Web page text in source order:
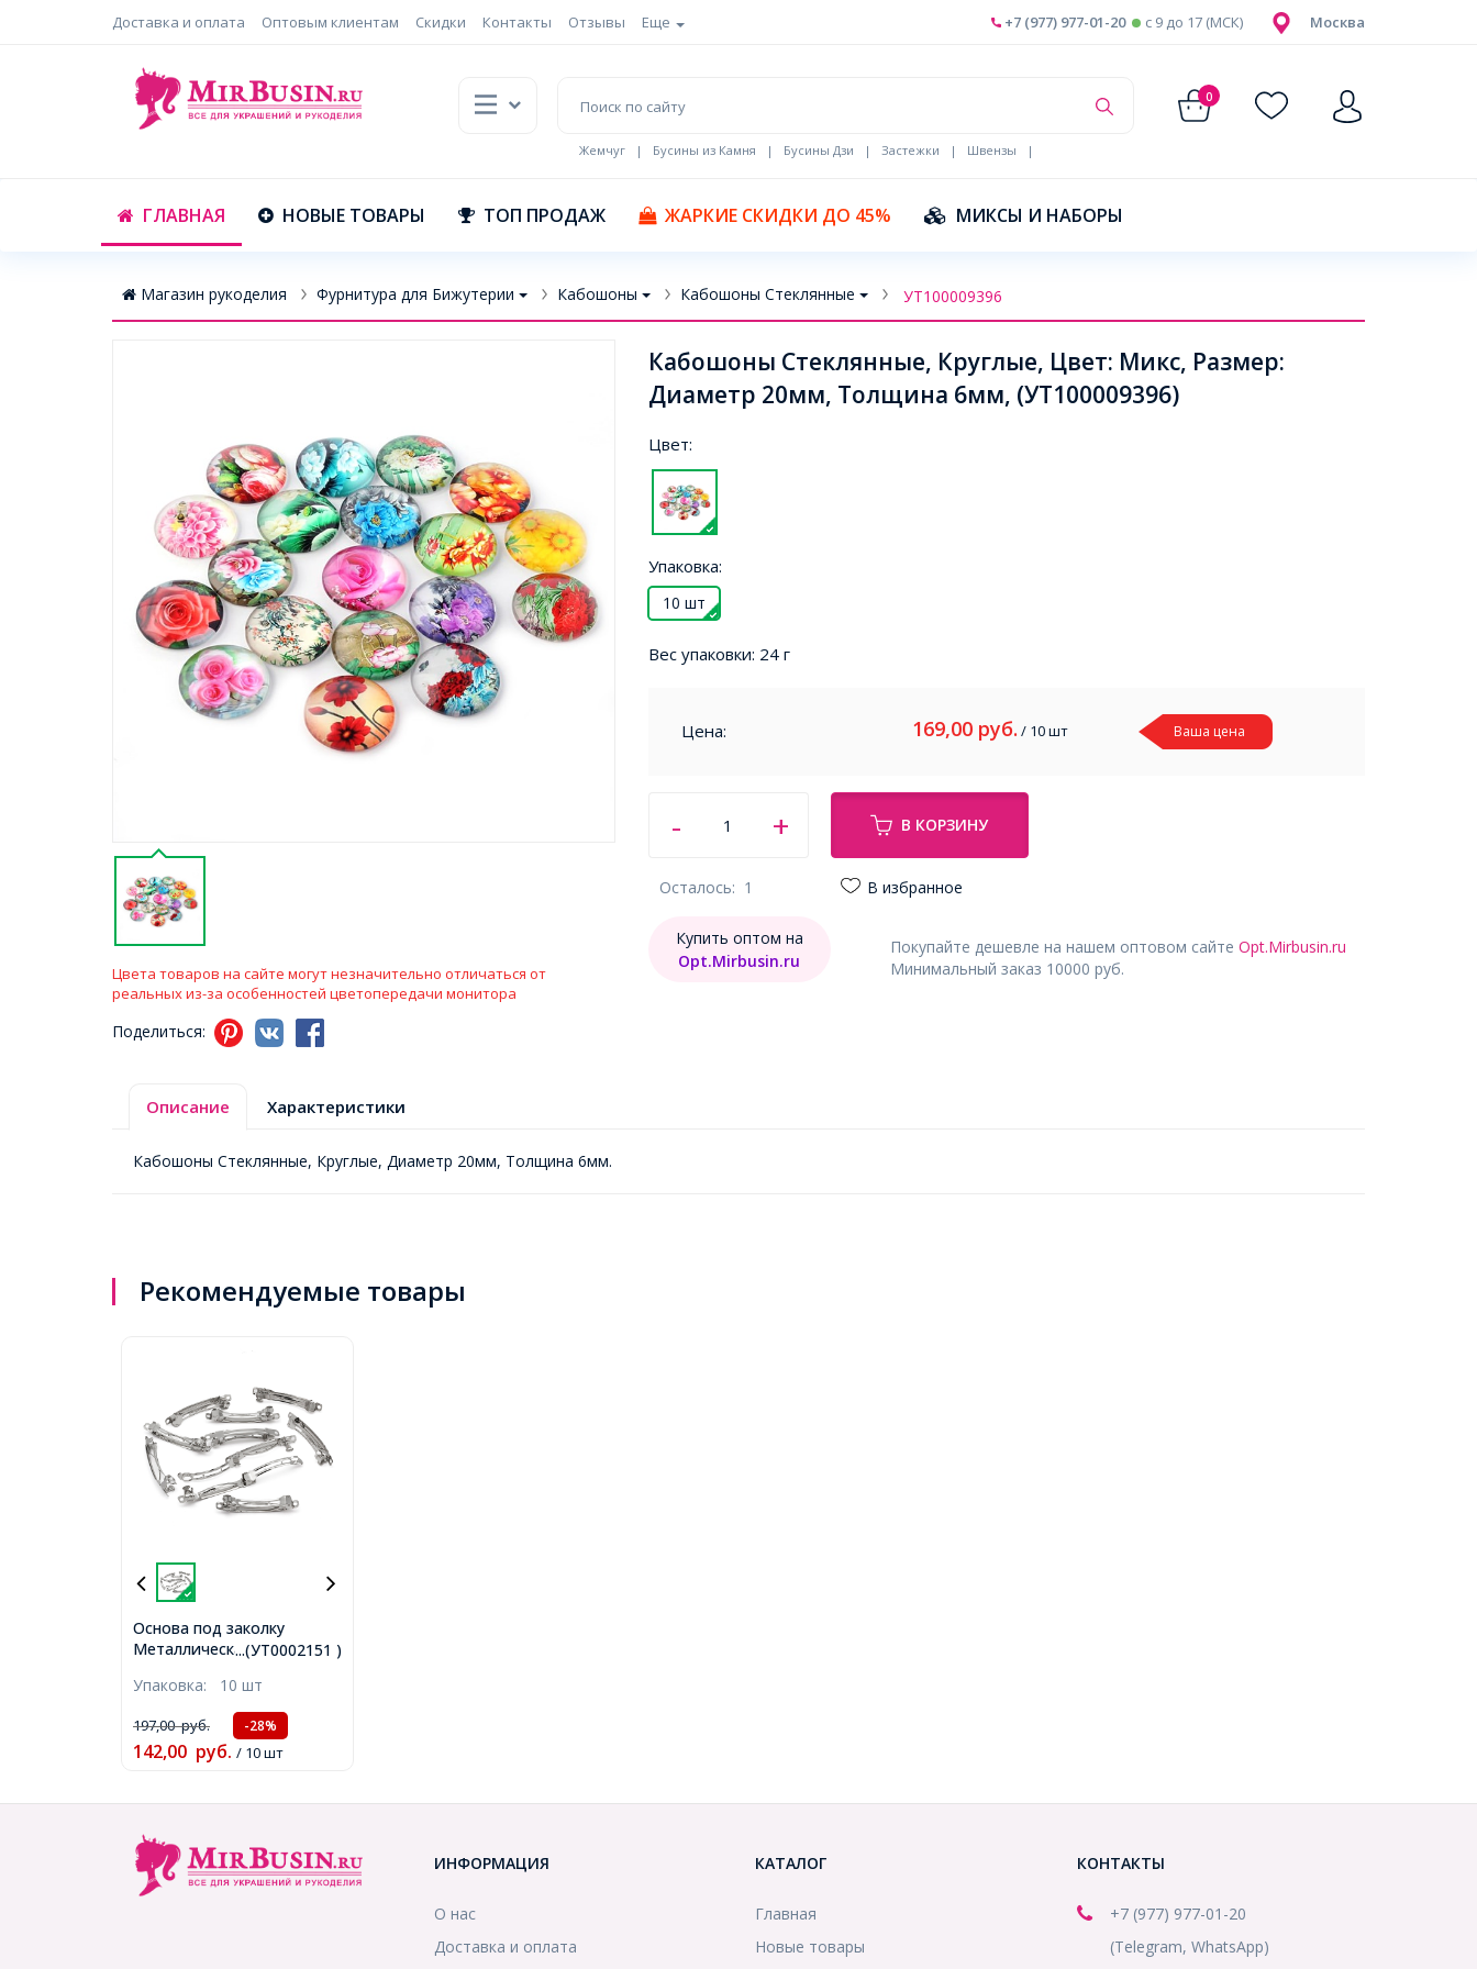
Доставка и оплата Оптовым клиентам Скидки Контакты Отзывы Еще Москва
+7 (977) 977-01-20 c 9 до 17 (МСК)
0
Жемчуг | Бусины из Камня | Бусины Дзи | Застежки | Швензы
|
ГЛАВНАЯ НОВЫЕ ТОВАРЫ ТОП ПРОДАЖ ЖАРКИЕ СКИДКИ ДО 45% МИКСЫ И НАБОРЫ
Магазин рукоделия Фурнитура для Бижутерии Кабошоны Кабошоны Стеклянные УТ100009396
Цвета товаров на сайте могут незначительно отличаться от
реальных из-за особенностей цветопередачи монитора
Поделиться:
Кабошоны Стеклянные, Круглые, Цвет: Микс, Размер:
Диаметр 20мм, Толщина 6мм, (УТ100009396)
Цвет:
Упаковка:
10 шт
Вес упаковки: 24 г
Цена: 169,00 руб. / 10 шт Ваша цена
В КОРЗИНУ
Осталось: 1 В избранное
Покупайте дешевле на нашем оптовом сайте Opt.Mirbusin.ru
Минимальный заказ 10000 руб.
Купить оптом на
Opt.Mirbusin.ru
Описание Характеристики
Кабошоны Стеклянные, Круглые, Диаметр 20мм, Толщина 6мм.
Рекомендуемые товары
...(УТ0002151 )
Основа под заколку
Металлическая, Цвет:
59мм, Ширина 6.5мм,
Упаковка: 10 шт
197,00руб. -28%
142,00 руб. / 10 шт
ИНФОРМАЦИЯ
О нас
Доставка и оплата
КАТАЛОГ
Главная
Новые товары
КОНТАКТЫ
+7 (977) 977-01-20
(Telegram, WhatsApp)